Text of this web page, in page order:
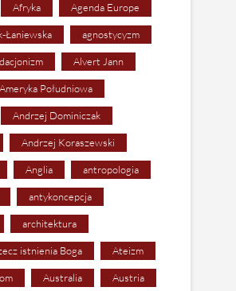
Afryka Agenda Europe
Łaniewska agnostycyzm
Alvert Jann
Ameryka Południowa
Andrzej Dominiczak
Andrzej Koraszewski
Anglia antropologia
antykoncepcja
architektura
istnienia Boga Ateizm
Australia Austria